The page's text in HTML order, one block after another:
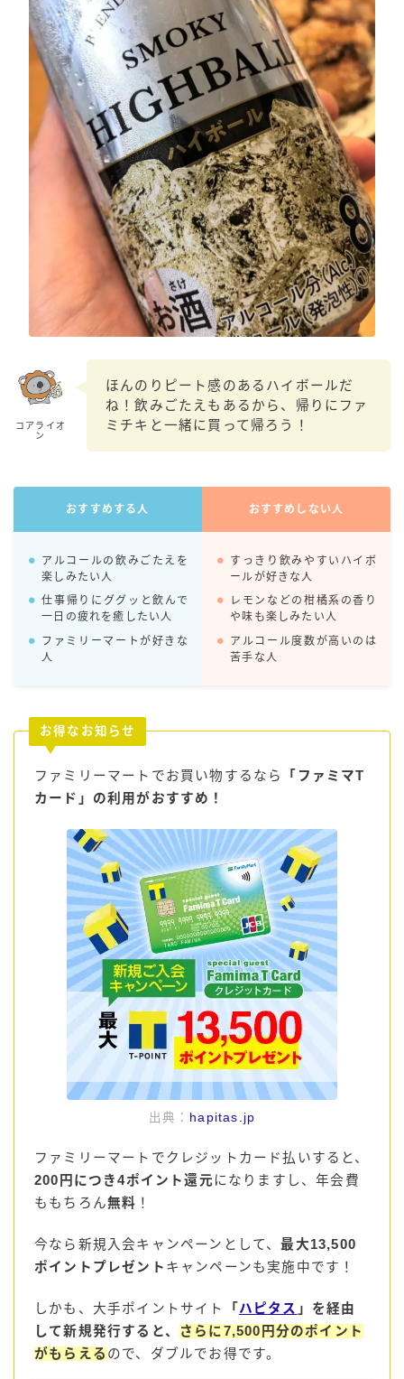
鏡月焼酎ハイ
アサヒ
贅沢搾り
樽ハイ倶楽部
ザ・レモンクラフト
ザ・カクテルクラフト
Slat(すらっと）
月庵
クリアクーラー
FRUITZER (フルーツァー）
サッポロ
濃いめのレモンサワー
三ツ星グレフルサワー
99.99（フォーナイン）
レモン・ザ・リッチ
愛のスコールホワイトサワー
WATER SOUR(ウォーターサワ)
焼酎ハイボール
タカラCANチューハイ
宝焼酎のお茶割りシリーズ
極上フルーツサワー
すみか
コカ・コーラ
檸檬堂
オリオンビール
WATTA
natura WATTA
ちゅらWATTA
合同酒精
その他メーカー
素滴しぼり
お得情報
楽天
運営者情報
お問い合わせ
コアライオ
ン
ほんのりピート感のあるハイボールだ
ね！飲みごたえもあるから、帰りにファ
ミチキと一緒に買って帰ろう！
おすすめする人 おすすめしない人
アルコールの飲みごたえを
楽しみたい人
仕事帰りにググッと飲んで
一日の疲れを癒したい人
ファミリーマートが好きな
人
すっきり飲みやすいハイボ
ールが好きな人
レモンなどの柑橘系の香り
や味も楽しみたい人
アルコール度数が高いのは
苦手な人
お得なお知らせ
ファミリーマートでお買い物するなら
「ファミマT
カード」の利用がおすすめ！
出典： hapitas.jp
ファミリーマートでクレジットカード払いすると、
200円につき4ポイント還元になりますし、年会費
ももちろん無料 ！
今なら新規入会キャンペーンとして、最大13,500
ポイントプレゼント キャンペーンも実施中です！
しかも、大手ポイントサイト 「 ハピタス 」を経由
して新規発行すると、
さらに7,500円分のポイント
がもらえる ので、ダブルでお得です。